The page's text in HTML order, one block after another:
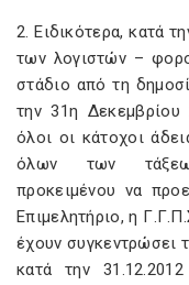
2. Ειδικότερα, κατά
των λογιστών –
στάδιο από τη
την 31η
όλοι οι κάτοχοι
όλων των τάξεων
προκειμένου να
Επιμελητήριο, η
έχουν συγκεντρώσει
κατά την